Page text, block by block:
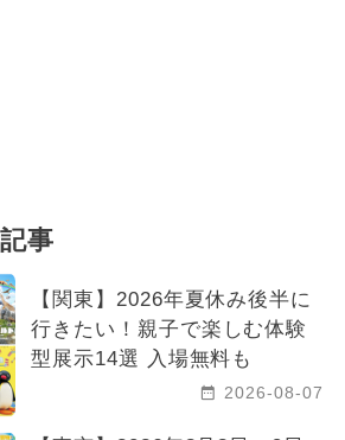
事
【関東】2026年夏休み後半に
行きたい！親子で楽しむ体験
型展示14選 入場無料も
2026-08-07